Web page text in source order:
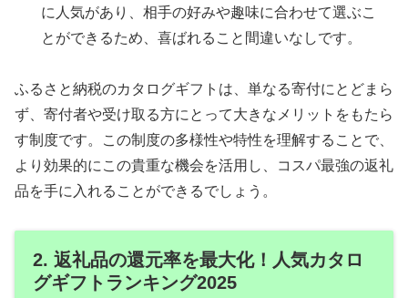
に人気があり、相手の好みや趣味に合わせて選ぶこ
とができるため、喜ばれること間違いなしです。
ふるさと納税のカタログギフトは、単なる寄付にとどまら
ず、寄付者や受け取る方にとって大きなメリットをもたら
す制度です。この制度の多様性や特性を理解することで、
より効果的にこの貴重な機会を活用し、コスパ最強の返礼
品を手に入れることができるでしょう。
2. 返礼品の還元率を最大化！人気カタロ
グギフトランキング2025